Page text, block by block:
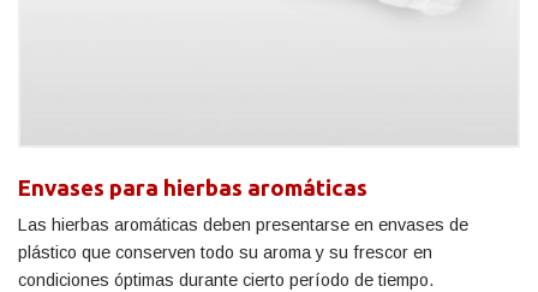
Envases para hierbas aromáticas
Las hierbas aromáticas deben presentarse en envases de
plástico que conserven todo su aroma y su frescor en
condiciones óptimas durante cierto período de tiempo.